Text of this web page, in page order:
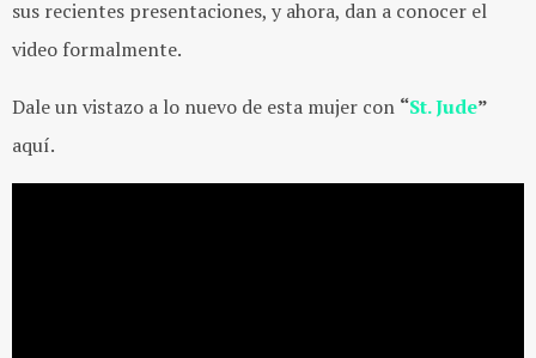
sus recientes presentaciones, y ahora, dan a conocer el
video formalmente.
Dale un vistazo a lo nuevo de esta mujer con “St. Jude”
aquí.